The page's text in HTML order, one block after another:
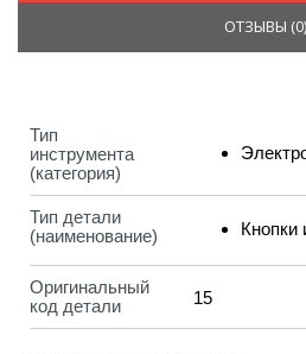
ОТЗЫВЫ (0)
Тип
инструмента
(категория)
Тип детали
(наименование)
Кнопки
Оригинальный
код детали
15